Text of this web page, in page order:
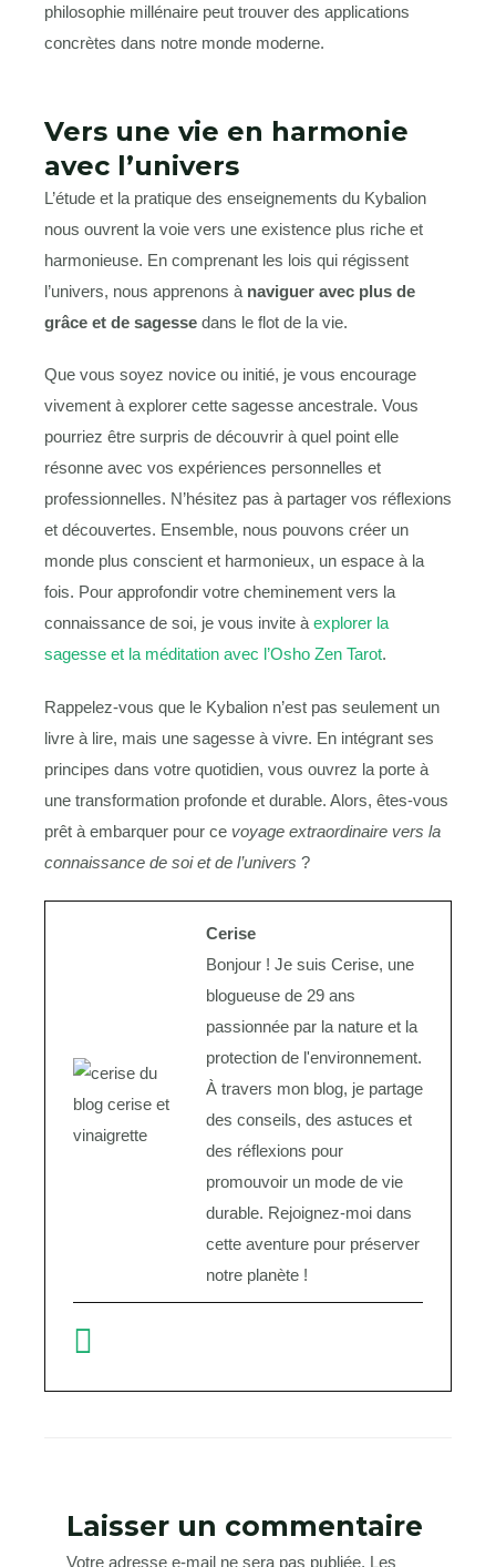
philosophie millénaire peut trouver des applications
concrètes dans notre monde moderne.
Vers une vie en harmonie
avec l’univers
L’étude et la pratique des enseignements du Kybalion
nous ouvrent la voie vers une existence plus riche et
harmonieuse. En comprenant les lois qui régissent
l’univers, nous apprenons à naviguer avec plus de
grâce et de sagesse dans le flot de la vie.
Que vous soyez novice ou initié, je vous encourage
vivement à explorer cette sagesse ancestrale. Vous
pourriez être surpris de découvrir à quel point elle
résonne avec vos expériences personnelles et
professionnelles. N’hésitez pas à partager vos réflexions
et découvertes. Ensemble, nous pouvons créer un
monde plus conscient et harmonieux, un espace à la
fois. Pour approfondir votre cheminement vers la
connaissance de soi, je vous invite à explorer la
sagesse et la méditation avec l’Osho Zen Tarot.
Rappelez-vous que le Kybalion n’est pas seulement un
livre à lire, mais une sagesse à vivre. En intégrant ses
principes dans votre quotidien, vous ouvrez la porte à
une transformation profonde et durable. Alors, êtes-vous
prêt à embarquer pour ce voyage extraordinaire vers la
connaissance de soi et de l’univers ?
Cerise
Bonjour ! Je suis Cerise, une
blogueuse de 29 ans
passionnée par la nature et la
protection de l'environnement.
À travers mon blog, je partage
des conseils, des astuces et
des réflexions pour
promouvoir un mode de vie
durable. Rejoignez-moi dans
cette aventure pour préserver
notre planète !
Laisser un commentaire
Votre adresse e-mail ne sera pas publiée. Les